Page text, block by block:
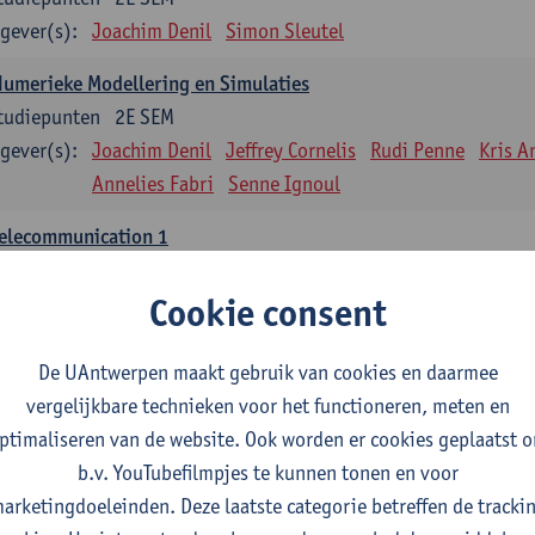
Joachim Denil Simon Sleutel
Modellering en Simulaties
2E SEM
Joachim Denil Jeffrey Cornelis Rudi Penne
Kris
Annelies Fabri
Senne Ignoul
1
Maarten Weyn Rafael Berkvens Rreze Halili
1E SEM
en beveiliging
1E SEM
Cookie consent
De UAntwerpen maakt gebruik van cookies en daarmee
vergelijkbare technieken voor het functioneren, meten en
van de website. Ook worden er cookies geplaatst
b.v. YouTubefilmpjes te kunnen tonen en voor
Deze laatste categorie betreffen de